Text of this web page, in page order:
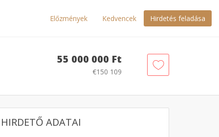
Előzmények Kedvencek Hirdetés feladása
55 000 000 Ft
€150 109
HIRDETŐ ADATAI